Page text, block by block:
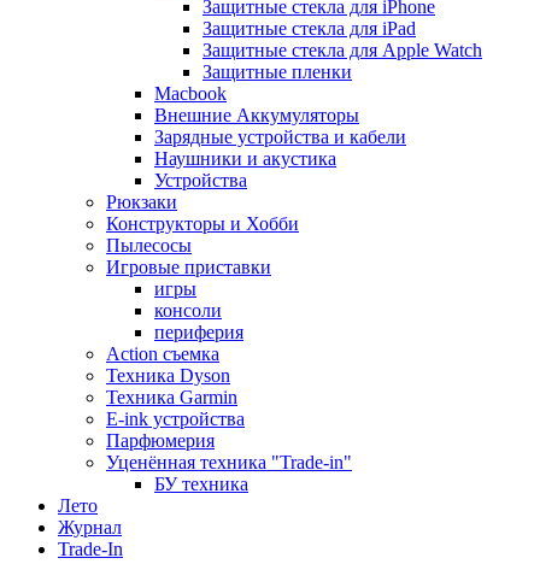
Защитные стекла для iPhone
Защитные стекла для iPad
Защитные стекла для Apple Watch
Защитные пленки
Macbook
Внешние Аккумуляторы
Зарядные устройства и кабели
Наушники и акустика
Устройства
Рюкзаки
Конструкторы и Хобби
Пылесосы
Игровые приставки
игры
консоли
периферия
Action съемка
Техника Dyson
Техника Garmin
E-ink устройства
Парфюмерия
Уценённая техника "Trade-in"
БУ техника
Лето
Журнал
Trade-In